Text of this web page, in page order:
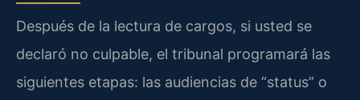
Después de la lectura de cargos, si usted se
declaró no culpable, el tribunal programará las
siguientes etapas: las audiencias de “status” o